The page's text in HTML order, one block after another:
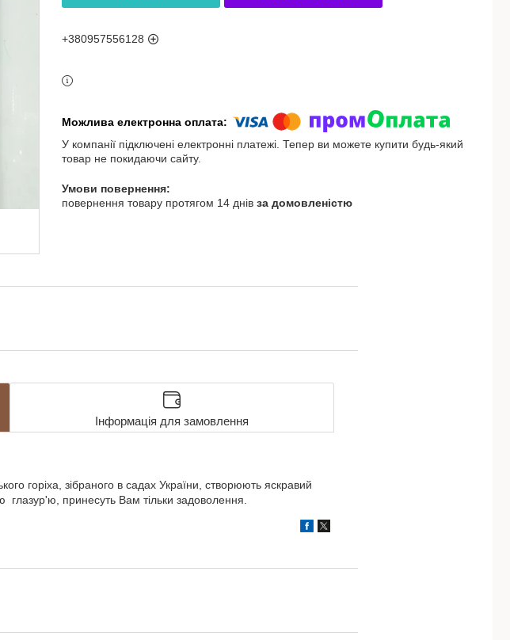
+380957556128
У компанії підключені електронні платежі. Тепер ви можете купити будь-який
товар не покидаючи сайту.
повернення товару протягом 14 днів за домовленістю
Інформація для замовлення
горіха, зібраного в садах України, створюють яскравий
глазур'ю, принесуть Вам тільки задоволення.